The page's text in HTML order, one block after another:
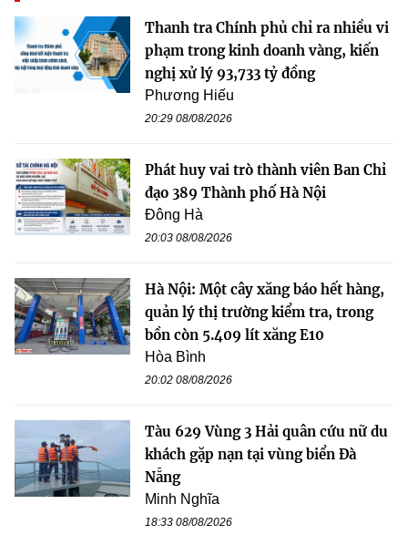
Thanh tra Chính phủ chỉ ra nhiều vi
phạm trong kinh doanh vàng, kiến
nghị xử lý 93,733 tỷ đồng
Phương Hiếu
20:29 08/08/2026
Phát huy vai trò thành viên Ban Chỉ
đạo 389 Thành phố Hà Nội
Đông Hà
20:03 08/08/2026
Hà Nội: Một cây xăng báo hết hàng,
quản lý thị trường kiểm tra, trong
bồn còn 5.409 lít xăng E10
Hòa Bình
20:02 08/08/2026
Tàu 629 Vùng 3 Hải quân cứu nữ du
khách gặp nạn tại vùng biển Đà
Nẵng
Minh Nghĩa
18:33 08/08/2026